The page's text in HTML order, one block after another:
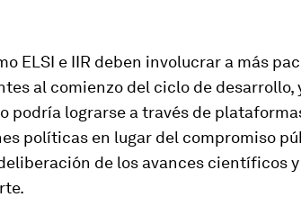
ELSI e IIR deben involucrar a más
al comienzo del ciclo de desarrollo,
podría lograrse a través de
políticas en lugar del compromiso
de los avances científicos y